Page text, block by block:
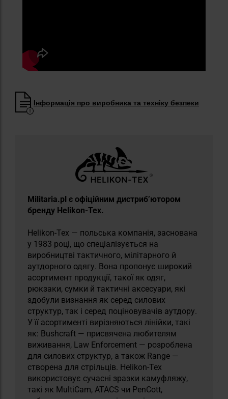
Інформація про виробника та техніку безпеки
Militaria.pl є офіційним дистриб’ютором
бренду Helikon-Tex.
Helikon-Tex — польська компанія, заснована
у 1983 році, що спеціалізується на
виробництві тактичного, мілітарного й
аутдорного одягу. Вона пропонує широкий
асортимент продукції, такої як одяг,
рюкзаки, сумки й тактичні аксесуари, які
здобули визнання як серед силових
структур, так і серед поціновувачів аутдору.
У її асортименті вирізняються лінійки, такі
як: Bushcraft — присвячена любителям
виживання, Law Enforcement — розроблена
для силових структур, а також Range —
створена для стрільців. Helikon-Tex
використовує сучасні зразки камуфляжу,
такі як MultiCam, ATACS чи PenCott,